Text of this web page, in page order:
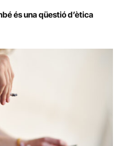
és una qüestió d’ètica